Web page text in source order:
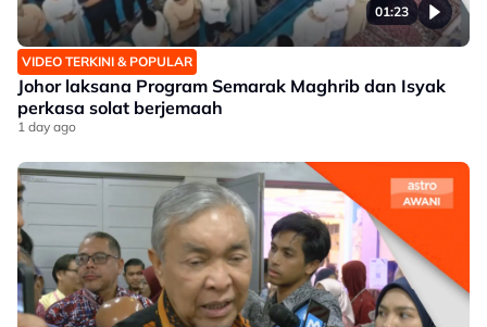
01:23
VIDEO TERKINI & POPULAR
Johor laksana Program Semarak Maghrib dan Isyak
perkasa solat berjemaah
1 day ago